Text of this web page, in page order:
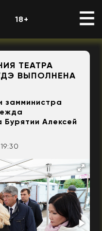
18+
ТЕАТРА
ВЫПОЛНЕНА
замминистра
Алексей